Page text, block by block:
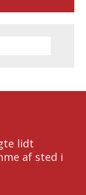
lidt
af sted i